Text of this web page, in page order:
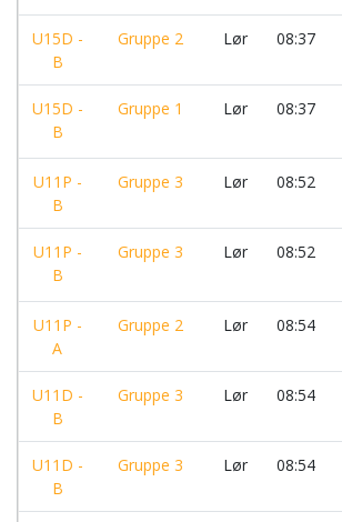
U15D -
B
Gruppe 2 Lør 08:37
U15D -
B
Gruppe 1 Lør 08:37
U11P -
B
Gruppe 3 Lør 08:52
U11P -
B
Gruppe 3 Lør 08:52
U11P -
A
Gruppe 2 Lør 08:54
U11D -
B
Gruppe 3 Lør 08:54
U11D -
B
Gruppe 3 Lør 08:54